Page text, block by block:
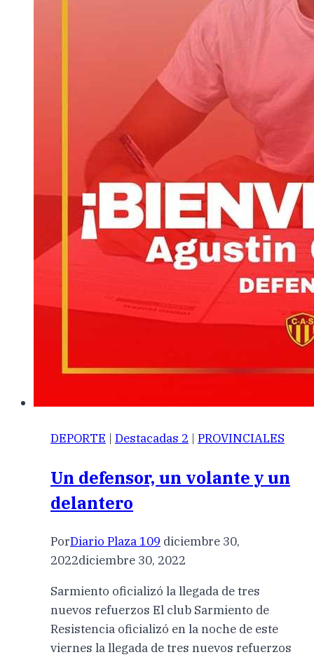
DEPORTE | Destacadas 2 | PROVINCIALES
Un defensor, un volante y un
delantero
PorDiario Plaza 109 diciembre 30,
2022diciembre 30, 2022
Sarmiento oficializó la llegada de tres
nuevos refuerzos El club Sarmiento de
Resistencia oficializó en la noche de este
viernes la llegada de tres nuevos refuerzos